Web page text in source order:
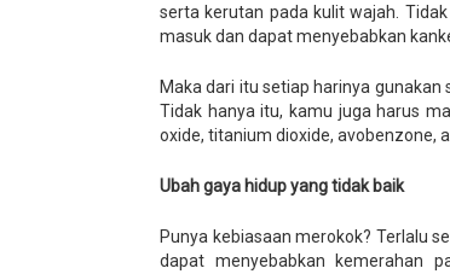
serta kerutan pada kulit wajah.
masuk dan dapat menyebabkan
Maka dari itu setiap harinya gunakan
Tidak hanya itu, kamu juga harus
oxide, titanium dioxide, avobenzone,
Ubah gaya hidup yang tidak baik
Punya kebiasaan merokok? Terlalu
dapat menyebabkan kemerahan